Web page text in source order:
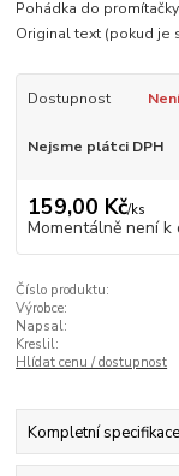
Pohádka do
Original text (pokud je
Dostupnost
Nejsme plátci DPH
159,00 Kč/ks
Momentálně není k
Číslo produktu:
Výrobce:
Napsal:
Kreslil:
Hlídat cenu / dostupnost
Kompletní specifikace